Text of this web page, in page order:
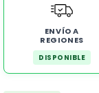
ENVÍO A
REGIONES
DISPONIBLE